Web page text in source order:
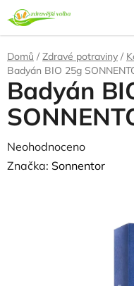
Přejít
na
obsah
Domů / Zdravé potraviny /
Badyán BIO 25g
Badyán
Průměrné
hodnocení
Neohodnoceno
Značka: Sonnentor